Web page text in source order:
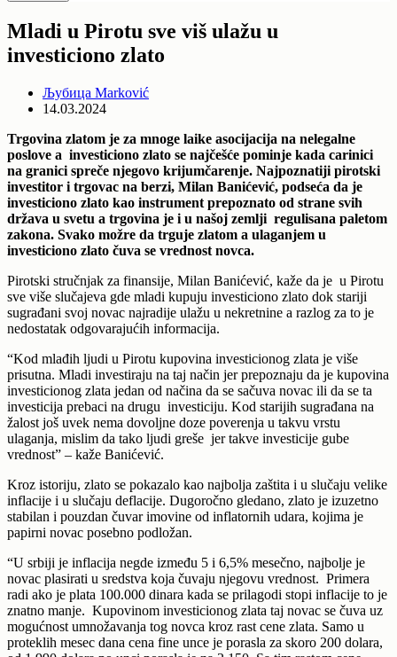
Mladi u Pirotu sve viš ulažu u
investiciono zlato
Љубица Marković
14.03.2024
Trgovina zlatom je za mnoge laike asocijacija na nelegalne
poslove a investiciono zlato se najčešće pominje kada carinici
na granici spreče njegovo krijumčarenje. Najpoznatiji pirotski
investitor i trgovac na berzi, Milan Banićević, podseća da je
investiciono zlato kao instrument prepoznato od strane svih
država u svetu a trgovina je i u našoj zemlji regulisana paletom
zakona. Svako možre da trguje zlatom a ulaganjem u
investiciono zlato čuva se vrednost novca.
Pirotski stručnjak za finansije, Milan Banićević, kaže da je u Pirotu
sve više slučajeva gde mladi kupuju investiciono zlato dok stariji
sugrađani svoj novac najradije ulažu u nekretnine a razlog za to je
nedostatak odgovarajućih informacija.
“Kod mlađih ljudi u Pirotu kupovina investicionog zlata je više
prisutna. Mladi investiraju na taj način jer prepoznaju da je kupovina
investicionog zlata jedan od načina da se sačuva novac ili da se ta
investicija prebaci na drugu investiciju. Kod starijih sugrađana na
žalost još uvek nema dovoljne doze poverenja u takvu vrstu
ulaganja, mislim da tako ljudi greše jer takve investicije gube
vrednost” – kaže Banićević.
Kroz istoriju, zlato se pokazalo kao najbolja zaštita i u slučaju velike
inflacije i u slučaju deflacije. Dugoročno gledano, zlato je izuzetno
stabilan i pouzdan čuvar imovine od inflatornih udara, kojima je
papirni novac posebno podložan.
“U srbiji je inflacija negde između 5 i 6,5% mesečno, najbolje je
novac plasirati u sredstva koja čuvaju njegovu vrednost. Primera
radi ako je plata 100.000 dinara kada se prilagodi stopi inflacije to je
znatno manje. Kupovinom investicionog zlata taj novac se čuva uz
mogućnost umnožavanja tog novca kroz rast cene zlata. Samo u
proteklih mesec dana cena fine unce je porasla za skoro 200 dolara,